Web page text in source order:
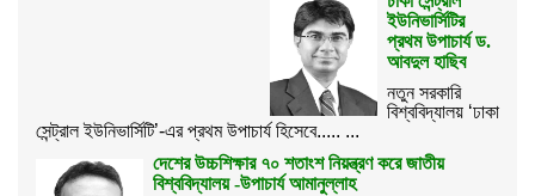
ইউনিভার্সিটির
প্রথম উপাচার্য ড.
আবদুল হাছিব
নতুন সরকারি
বিশ্ববিদ্যালয় ‘ঢাকা
সেন্ট্রাল ইউনিভার্সিটি’-এর প্রথম উপাচার্য হিসেবে..... ...
দেশের উচ্চশিক্ষার ৭০ শতাংশ নিয়ন্ত্রণ করে জাতীয়
বিশ্ববিদ্যালয় -উপাচার্য আমানুল্লাহ